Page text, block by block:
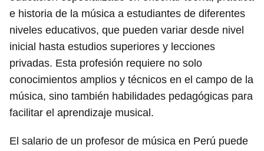
e historia de la música a estudiantes de diferentes
niveles educativos, que pueden variar desde nivel
inicial hasta estudios superiores y lecciones
privadas. Esta profesión requiere no solo
conocimientos amplios y técnicos en el campo de la
música, sino también habilidades pedagógicas para
facilitar el aprendizaje musical.
El salario de un profesor de música en Perú puede